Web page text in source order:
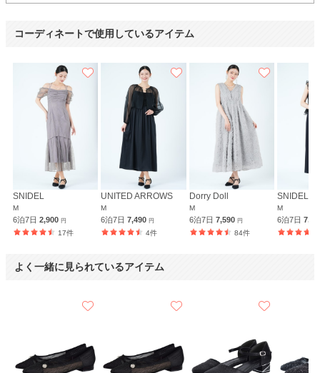
コーディネートで使用しているアイテム
SNIDEL
M
6泊7日 2,900 円
17件
UNITED ARROWS
M
6泊7日7,490円
4件
Dorry Doll
M
6泊7日 7,590 円
84件
SNIDEL
M
6泊7日
よく一緒に見られているアイテム